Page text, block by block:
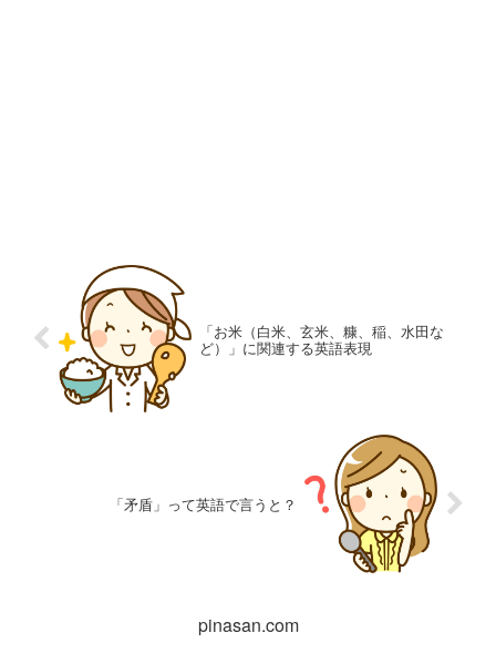
「お米（白米、玄米、糠、稲、水田な
ど）」に関連する英語表現
「矛盾」って英語で言うと？
pinasan.com